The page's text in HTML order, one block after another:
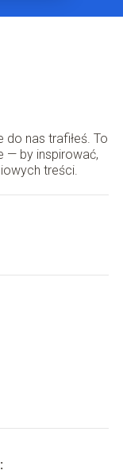
do nas trafiłeś. To
— by inspirować,
treści.